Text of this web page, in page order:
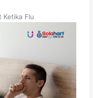
Ketika Flu